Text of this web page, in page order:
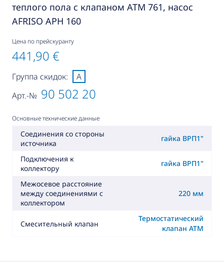
теплого пола с клапаном ATM 761, насос
AFRISO APH 160
Цена по прейскуранту
441,90 €
Арт.-№ 90 502 20
Группа скидок: A
Основные технические данные
Соединения со стороны
источника
гайка ВРП1"
Подключения к
коллектору
гайка ВРП1"
Межосевое расстояние
между соединениями с
коллектором
220 мм
Смесительный клапан
Термостатический
клапан ATM